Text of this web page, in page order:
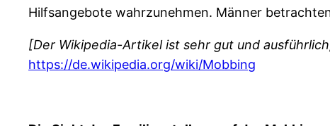
Hilfsangebote wahrzunehmen. Männer
[Der Wikipedia-Artikel ist sehr gut und
https://de.wikipedia.org/wiki/Mobbing